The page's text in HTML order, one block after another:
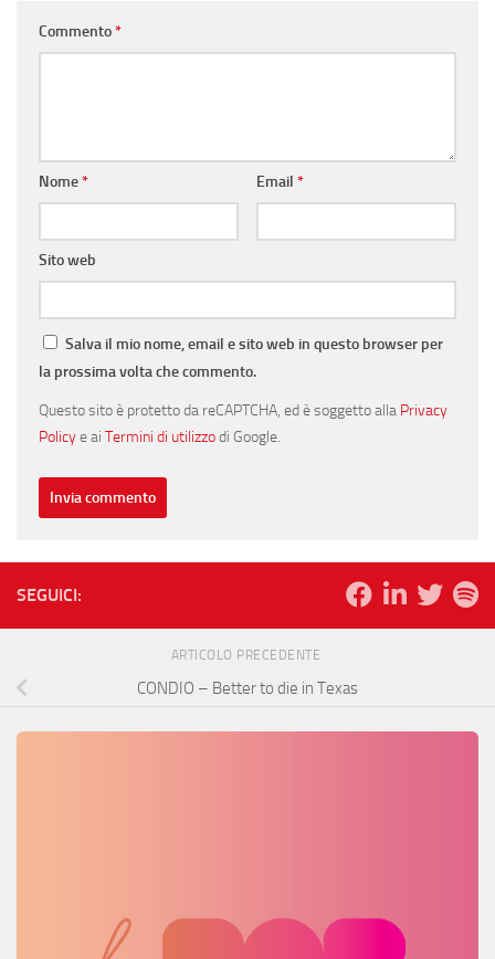
Commento*
Nome* Email *
Sito web
Salva il mio nome, email e sito web in questo browser per
la prossima volta che commento.
Questo sito è protetto da reCAPTCHA, ed è soggetto alla Privacy
Policye ai Termini di utilizzodi Google.
SEGUICI:
ARTICOLO PRECEDENTE
CONDIO – Better to die in Texas